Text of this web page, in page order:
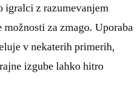
igralci z razumevanjem
za zmago. Uporaba
v nekaterih primerih,
izgube lahko hitro